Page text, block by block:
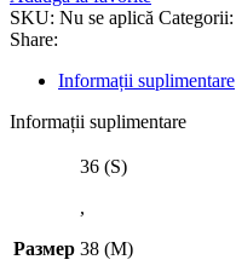
SKU: Nu se aplică Categorii:
Share:
Informații suplimentare
Informații suplimentare
Размер
36 (S)
,
38 (M)